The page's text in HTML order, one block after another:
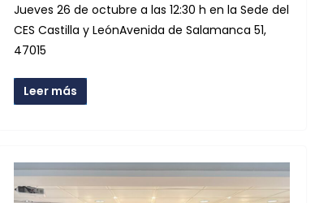
Jueves 26 de octubre a las 12:30 h en la Sede del
CES Castilla y LeónAvenida de Salamanca 51,
47015
Leer más